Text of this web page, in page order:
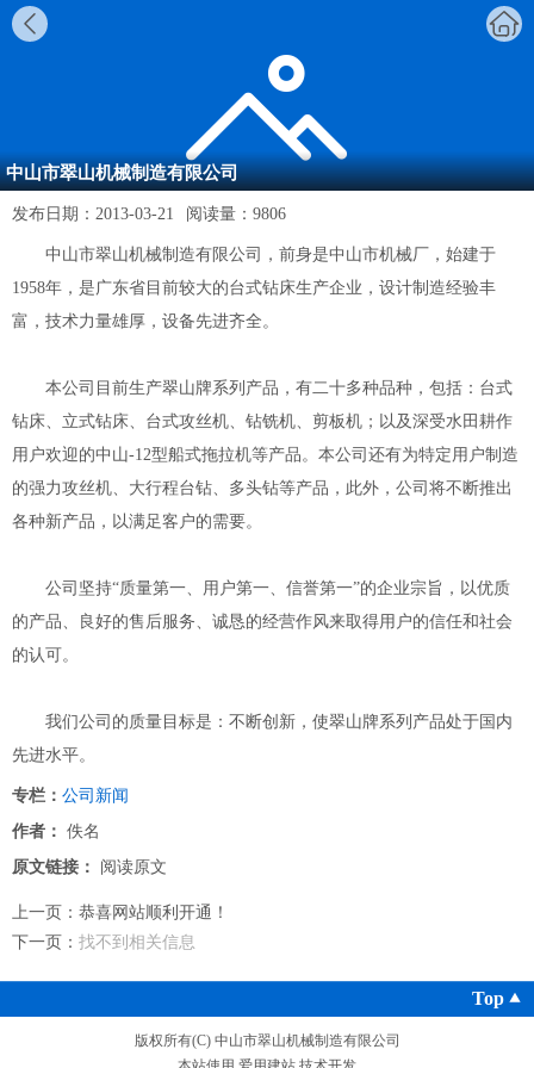
中山市翠山机械制造有限公司
发布日期： 2013-03-21 阅读量： 9806
中山市翠山机械制造有限公司，前身是中山市机械厂，始建于
1958年，是广东省目前较大的台式钻床生产企业，设计制造经验丰
富，技术力量雄厚，设备先进齐全。
本公司目前生产翠山牌系列产品，有二十多种品种，包括：台式
钻床、立式钻床、台式攻丝机、钻铣机、剪板机；以及深受水田耕作
用户欢迎的中山-12型船式拖拉机等产品。本公司还有为特定用户制造
的强力攻丝机、大行程台钻、多头钻等产品，此外，公司将不断推出
各种新产品，以满足客户的需要。
公司坚持“质量第一、用户第一、信誉第一”的企业宗旨，以优质
的产品、良好的售后服务、诚恳的经营作风来取得用户的信任和社会
的认可。
我们公司的质量目标是：不断创新，使翠山牌系列产品处于国内
先进水平。
专栏： 公司新闻
作者： 佚名
原文链接：
阅读原文
上一页： 恭喜网站顺利开通！
下一页： 找不到相关信息
Top
版权所有(C) 中山市翠山机械制造有限公司